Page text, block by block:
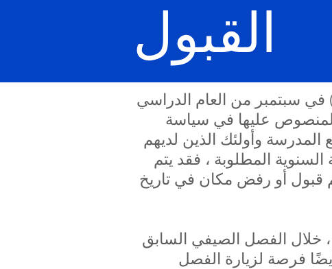
القبول
من المرحلة التأسيسية 2 (الاستقبال) في سبتمبر من العام الدراسي
المنصوص عليها في سياسة
وأولئك الذين لديهم
المطلوبة ، فقد يتم
قبول أو رفض مكان في تاريخ
يتم تقديم زيارة منزلية لجميع المبتدئين الجدد من المرحلة التأسيسية 2 ، خلال الفصل الصيفي السابق
فرصة لزيارة الفصل